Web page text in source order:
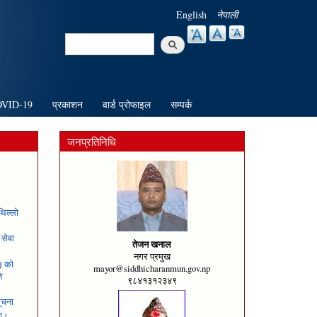
English नेपाली
Search
19 प्रकाशन वार्ड प्रोफाइल सम्पर्क
को
जनप्रतिनिधि
तेजन खनाल
नगर प्रमुख
mayor@siddhicharanmun.gov.np
९८४१३१२३४९